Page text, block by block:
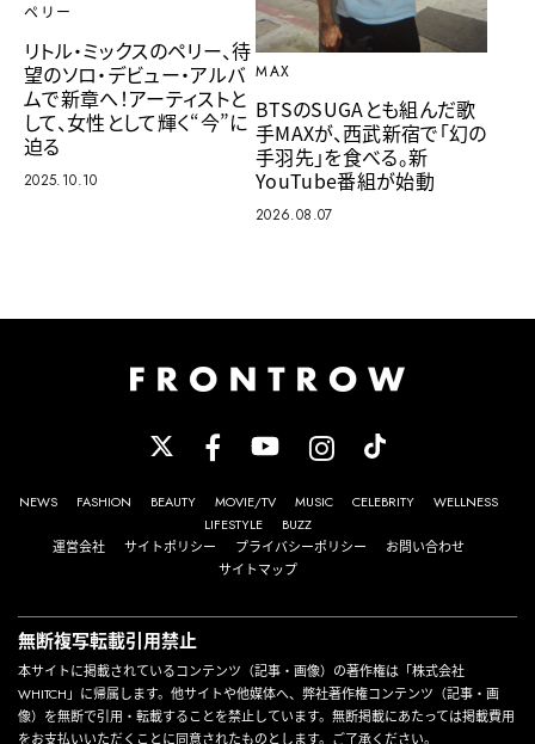
ペリー
リトル・ミックスのペリー、待
望のソロ・デビュー・アルバ
ムで新章へ！アーティストと
して、女性として輝く“今”に
迫る
2025.10.10
MAX
BTSのSUGAとも組んだ歌
手MAXが、西武新宿で「幻の
手羽先」を食べる。新
YouTube番組が始動
2026.08.07
NEWS FASHION BEAUTY MOVIE/TV MUSIC CELEBRITY
WELLNESS
LIFESTYLE
BUZZ
運営会社
サイトポリシー プライバシーポリシー
お問い合わせ
サイトマップ
無断複写転載引用禁止
本サイトに掲載されているコンテンツ（記事・画像）の著作権は「株式会社
WHITCH」に帰属します。他サイトや他媒体へ、弊社著作権コンテンツ（記事・画
像）を無断で引用・転載することを禁止しています。無断掲載にあたっては掲載費用
をお支払いいただくことに同意されたものとします。ご了承ください。